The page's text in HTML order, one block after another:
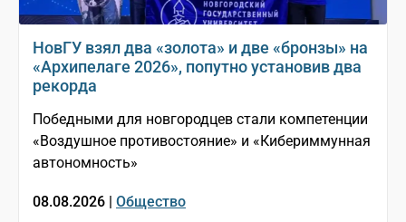
НовГУ взял два «золота» и две «бронзы» на
«Архипелаге 2026», попутно установив два
рекорда
Победными для новгородцев стали компетенции
«Воздушное противостояние» и «Кибериммунная
автономность»
08.08.2026 | Общество